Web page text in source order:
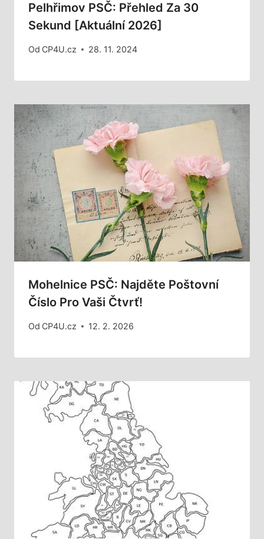
Pelhřimov PSČ: Přehled Za 30
Sekund [Aktuální 2026]
Od CP4U.cz 28. 11. 2024
Mohelnice PSČ: Najděte Poštovní
Číslo Pro Vaši Čtvrť!
Od CP4U.cz 12. 2. 2026